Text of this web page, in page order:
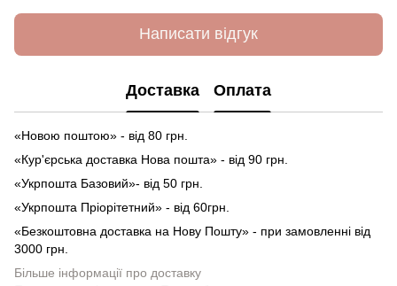
Написати відгук
Доставка Оплата
«Новою поштою» - від 80 грн.
«Кур'єрська доставка Нова пошта» - від 90 грн.
«Укрпошта Базовий»- від 50 грн.
«Укрпошта Пріорітетний» - від 60грн.
«Безкоштовна доставка на Нову Пошту» - при замовленні від
3000 грн.
Більше інформації про доставку